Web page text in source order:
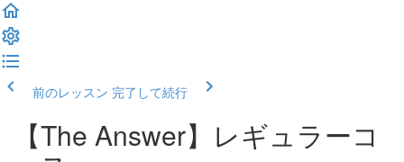
前のレッスン 完了して続行
【The Answer】レギュラーコ